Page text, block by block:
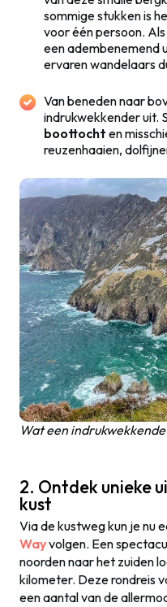
sommige stukken is
voor één persoon.
een adembenemend
ervaren wandelaars
Van beneden naar
indrukwekkender uit.
boottocht en
reuzenhaaien,
Wat een
2. Ontdek unieke
kust
Via de kustweg kun je nu
Wayvolgen. Een
noorden naar het zuiden
kilometer. Deze rondreis
een aantal van de